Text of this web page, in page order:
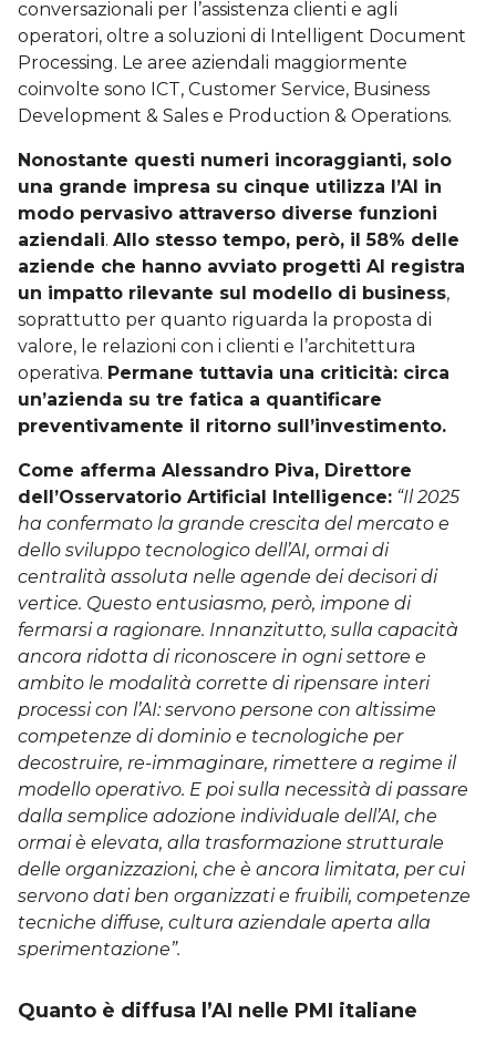
conversazionali per l’assistenza clienti e agli
operatori, oltre a soluzioni di Intelligent Document
Processing. Le aree aziendali maggiormente
coinvolte sono ICT, Customer Service, Business
Development & Sales e Production & Operations.
Nonostante questi numeri incoraggianti, solo
una grande impresa su cinque utilizza l’AI in
modo pervasivo attraverso diverse funzioni
aziendali. Allo stesso tempo, però, il 58% delle
aziende che hanno avviato progetti AI registra
un impatto rilevante sul modello di business,
soprattutto per quanto riguarda la proposta di
valore, le relazioni con i clienti e l’architettura
operativa. Permane tuttavia una criticità: circa
un’azienda su tre fatica a quantificare
preventivamente il ritorno sull’investimento.
Come afferma Alessandro Piva, Direttore
dell’Osservatorio Artificial Intelligence: “Il 2025
ha confermato la grande crescita del mercato e
dello sviluppo tecnologico dell’AI, ormai di
centralità assoluta nelle agende dei decisori di
vertice. Questo entusiasmo, però, impone di
fermarsi a ragionare. Innanzitutto, sulla capacità
ancora ridotta di riconoscere in ogni settore e
ambito le modalità corrette di ripensare interi
processi con l’AI: servono persone con altissime
competenze di dominio e tecnologiche per
decostruire, re-immaginare, rimettere a regime il
modello operativo. E poi sulla necessità di passare
dalla semplice adozione individuale dell’AI, che
ormai è elevata, alla trasformazione strutturale
delle organizzazioni, che è ancora limitata, per cui
servono dati ben organizzati e fruibili, competenze
tecniche diffuse, cultura aziendale aperta alla
sperimentazione”.
Quanto è diffusa l’AI nelle PMI italiane